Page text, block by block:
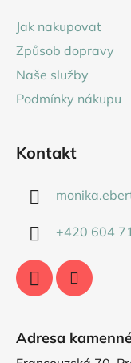
Jak nakupovat
Způsob dopravy
Naše služby
Podmínky nákupu
Kontakt
+420 604
Adresa